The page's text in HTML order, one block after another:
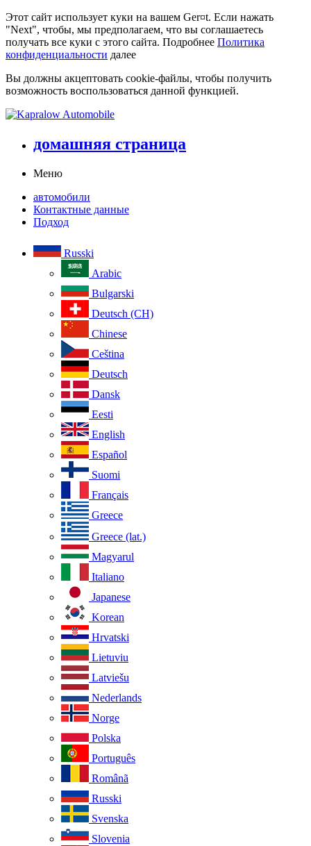
Этот сайт использует куки на вашем Ger¤t. Если нажать
"Next", чтобы, мы предполагаем, что вы соглашаетесь
получать все куки с этого сайта. Подробнее Политика
конфиденциальности далее
Вы должны акцептовать cookie-файлы, чтобы получить
возможность воспользоваться данной функцией.
домашняя страница
Меню
автомобили
Контактные данные
Подход
Russki
Arabic
Bulgarski
Deutsch (CH)
Chinese
Ceština
Deutsch
Dansk
Eesti
English
Español
Suomi
Français
Greece
Greece (lat.)
Magyarul
Italiano
Japanese
Korean
Hrvatski
Lietuviu
Latviešu
Nederlands
Norge
Polska
Português
Românã
Russki
Svenska
Slovenia